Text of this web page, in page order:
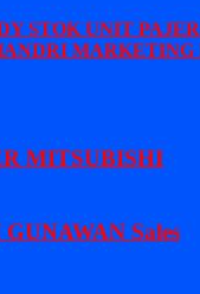
UNIT
MARKETING
MITSUBISHI
Sales